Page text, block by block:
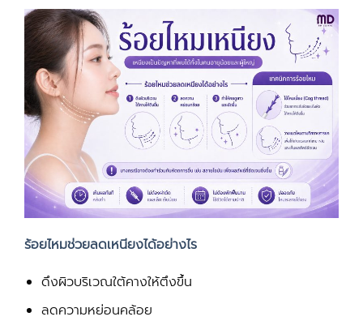
ร้อยไหมช่วยลดเหนียงได้อย่างไร
ดึงผิวบริเวณใต้คางให้ตึงขึ้น
ลดความหย่อนคล้อย